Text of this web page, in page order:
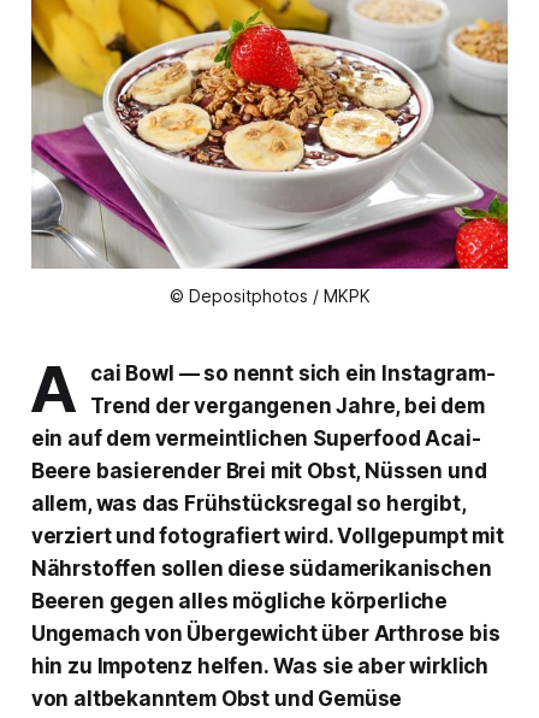
© Depositphotos / MKPK
A
cai Bowl — so nennt sich ein Instagram-
Trend der vergangenen Jahre, bei dem
ein auf dem vermeintlichen Superfood Acai-
Beere basierender Brei mit Obst, Nüssen und
allem, was das Frühstücksregal so hergibt,
verziert und fotografiert wird. Vollgepumpt mit
Nährstoffen sollen diese südamerikanischen
Beeren gegen alles mögliche körperliche
Ungemach von Übergewicht über Arthrose bis
hin zu Impotenz helfen. Was sie aber wirklich
von altbekanntem Obst und Gemüse